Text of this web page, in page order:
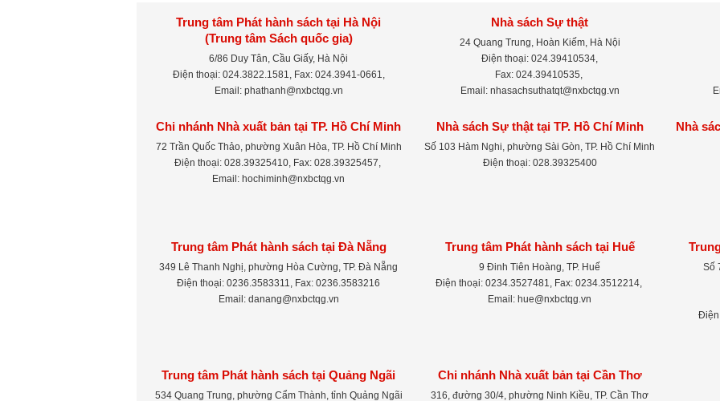
Trung tâm Phát hành sách tại Hà Nội
(Trung tâm Sách quốc gia)
6/86 Duy Tân, Cầu Giấy, Hà Nội
Điện thoại: 024.3822.1581, Fax: 024.3941-0661,
Email: phathanh@nxbctqg.vn
Nhà sách Sự thật
24 Quang Trung, Hoàn Kiếm, Hà Nội
Điện thoại: 024.39410534,
Fax: 024.39410535,
Email: nhasachsuthatqt@nxbctqg.vn
Chi nhánh Nhà xuất bản tại TP. Hồ Chí Minh
72 Trần Quốc Thảo, phường Xuân Hòa, TP. Hồ Chí Minh
Điện thoại: 028.39325410, Fax: 028.39325457,
Email: hochiminh@nxbctqg.vn
Nhà sách Sự thật tại TP. Hồ Chí Minh
Số 103 Hàm Nghi, phường Sài Gòn, TP. Hồ Chí Minh
Điện thoại: 028.39325400
Nhà
Trung tâm Phát hành sách tại Đà Nẵng
349 Lê Thanh Nghị, phường Hòa Cường, TP. Đà Nẵng
Điện thoại: 0236.3583311, Fax: 0236.3583216
Email: danang@nxbctqg.vn
Trung tâm Phát hành sách tại Huế
9 Đinh Tiên Hoàng, TP. Huế
Điện thoại: 0234.3527481, Fax: 0234.3512214,
Email: hue@nxbctqg.vn
Số
Điện
Trung tâm Phát hành sách tại Quảng Ngãi
534 Quang Trung, phường Cẩm Thành, tỉnh Quảng Ngãi
Chi nhánh Nhà xuất bản tại Cần Thơ
316, đường 30/4, phường Ninh Kiều, TP. Cần Thơ